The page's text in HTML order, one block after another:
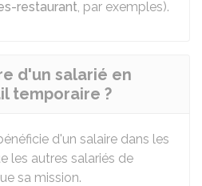
restaurant, par exemples).
d'un salarié en
temporaire ?
d'un salaire dans les
les autres salariés de
sa mission.